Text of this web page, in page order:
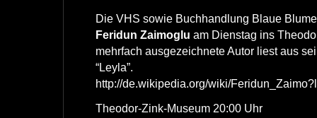
Die VHS sowie Buchhandlung Blaue
Feridun Zaimoglu am Dienstag ins
mehrfach ausgezeichnete Autor liest aus
“Leyla”.
http://de.wikipedia.org/wiki/
Theodor-Zink-Museum 20:00 Uhr